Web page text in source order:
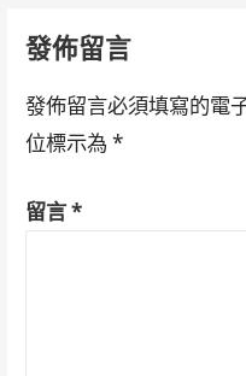
發佈留言
發佈留言必須填寫的電
位標示為 *
留言*